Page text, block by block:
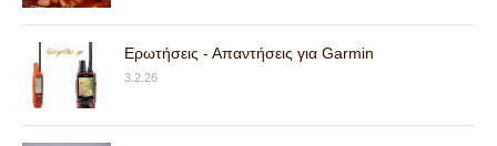
Ερωτήσεις - Απαντήσεις για Garmin
3.2.26